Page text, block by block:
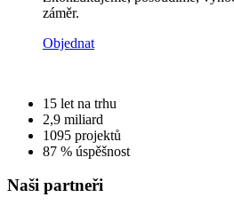
záměr.
Objednat
15 let na trhu
2,9 miliard
1095 projektů
87 % úspěšnost
Naši partneři